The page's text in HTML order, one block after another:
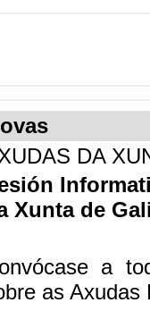
DA
Xunta de
a
as Axudas